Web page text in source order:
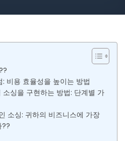
비용 효율성을 높이는 방법
싱을 구현하는 방법: 단계별 가
소싱: 귀하의 비즈니스에 가장
??